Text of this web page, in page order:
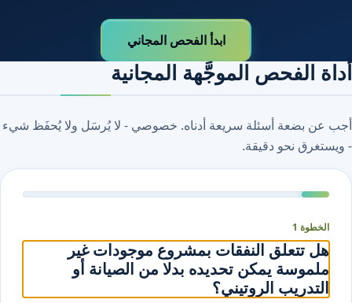
ابدأ الفحص المجاني
أداة الفحص الموجَّهة المجانية
أجب عن بضعة أسئلة سريعة أدناه. خصوصي - لا يُرسَل ولا يُحفَظ شيء
- ويستغرق نحو دقيقة.
الخطوة 1
هل تتعلق النفقات بمشروع موجودات غير
ملموسة يمكن تحديده بدلا من الصيانة أو
التدريب الروتيني؟